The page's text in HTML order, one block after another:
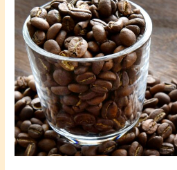
ェ・
お
へ
れ
ん
せ
オ
ー
プ
ン
に